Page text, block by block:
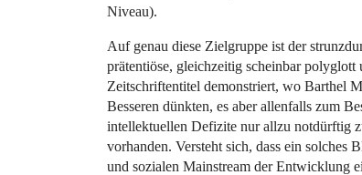
Niveau).
Auf genau diese Zielgruppe ist der
prätentiöse, gleichzeitig scheinbar polyglott
Zeitschriftentitel demonstriert, wo Barthel
Besseren dünkten, es aber allenfalls zum
intellektuellen Defizite nur allzu notdürftig
vorhanden. Versteht sich, dass ein solches
und sozialen Mainstream der Entwicklung